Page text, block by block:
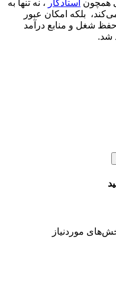
همچون استادکار ، نه تنها به
بلکه امکان عبور
حفظ شغل و منابع درآمد
شد.
موردنیاز